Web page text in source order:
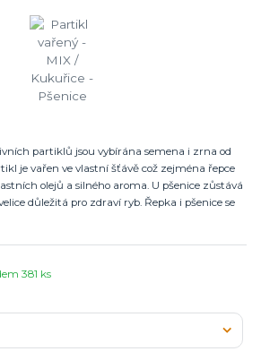
partiklů jsou vybírána semena i zrna od
je vařen ve vlastní šťávě což zejména řepce
olejů a silného aroma. U pšenice zůstává
důležitá pro zdraví ryb. Řepka i pšenice se
381 ks